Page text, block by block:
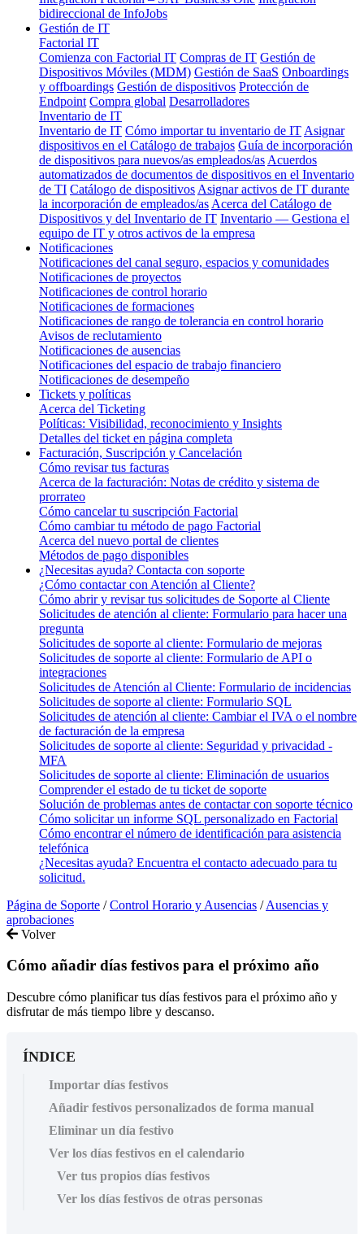
bidireccional de InfoJobs
Gestión de IT
Factorial IT
Comienza con Factorial IT Compras de IT Gestión de
Dispositivos Móviles (MDM) Gestión de SaaS Onboardings
y offboardings Gestión de dispositivos Protección de
Endpoint Compra global Desarrolladores
Inventario de IT
Inventario de IT Cómo importar tu inventario de IT Asignar
dispositivos en el Catálogo de trabajos Guía de incorporación
de dispositivos para nuevos/as empleados/as Acuerdos
automatizados de documentos de dispositivos en el Inventario
de TI Catálogo de dispositivos Asignar activos de IT durante
la incorporación de empleados/as Acerca del Catálogo de
Dispositivos y del Inventario de IT Inventario — Gestiona el
equipo de IT y otros activos de la empresa
Notificaciones
Notificaciones del canal seguro, espacios y comunidades
Notificaciones de proyectos
Notificaciones de control horario
Notificaciones de formaciones
Notificaciones de rango de tolerancia en control horario
Avisos de reclutamiento
Notificaciones de ausencias
Notificaciones del espacio de trabajo financiero
Notificaciones de desempeño
Tickets y políticas
Acerca del Ticketing
Políticas: Visibilidad, reconocimiento y Insights
Detalles del ticket en página completa
Facturación, Suscripción y Cancelación
Cómo revisar tus facturas
Acerca de la facturación: Notas de crédito y sistema de
prorrateo
Cómo cancelar tu suscripción Factorial
Cómo cambiar tu método de pago Factorial
Acerca del nuevo portal de clientes
Métodos de pago disponibles
¿Necesitas ayuda? Contacta con soporte
¿Cómo contactar con Atención al Cliente?
Cómo abrir y revisar tus solicitudes de Soporte al Cliente
Solicitudes de atención al cliente: Formulario para hacer una
pregunta
Solicitudes de soporte al cliente: Formulario de mejoras
Solicitudes de soporte al cliente: Formulario de API o
integraciones
Solicitudes de Atención al Cliente: Formulario de incidencias
Solicitudes de soporte al cliente: Formulario SQL
Solicitudes de atención al cliente: Cambiar el IVA o el nombre
de facturación de la empresa
Solicitudes de soporte al cliente: Seguridad y privacidad -
MFA
Solicitudes de soporte al cliente: Eliminación de usuarios
Comprender el estado de tu ticket de soporte
Solución de problemas antes de contactar con soporte técnico
Cómo solicitar un informe SQL personalizado en Factorial
Cómo encontrar el número de identificación para asistencia
telefónica
¿Necesitas ayuda? Encuentra el contacto adecuado para tu
solicitud.
Página de Soporte / Control Horario y Ausencias / Ausencias y
aprobaciones
Volver
Cómo añadir días festivos para el próximo año
Descubre cómo planificar tus días festivos para el próximo año y
disfrutar de más tiempo libre y descanso.
ÍNDICE
Importar días festivos
Añadir festivos personalizados de forma manual
Eliminar un día festivo
Ver los días festivos en el calendario
Ver tus propios días festivos
Ver los días festivos de otras personas